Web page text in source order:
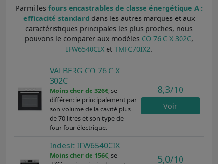
Parmi les fours encastrables de classe énergétique A :
efficacité standard dans les autres marques et aux
caractéristiques principales les plus proches, nous
pouvons le comparer aux modèles CO 76 C X 302C,
IFW6540CIX et TMFC70IX2.
VALBERG CO 76 C X
302C
Moins cher de 326€, se
différencie principalement par
son volume de la cavité plus
de 70 litres et son type de
four four électrique.
8,3/10
Voir
Indesit IFW6540CIX
Moins cher de 156€, se
5,0/10